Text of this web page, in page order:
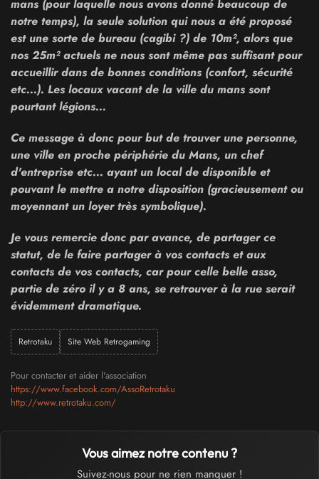
mans (pour laquelle nous avons donné beaucoup de
notre temps), la seule solution qui nous a été proposé
est une sorte de bureau (cagibi ?) de 10m², alors que
nos 25m² actuels ne nous sont même pas suffisant pour
accueillir dans de bonnes conditions (confort, sécurité
etc...). Les locaux vacant de la ville du mans sont
pourtant légions...
Ce message à donc pour but de trouver une personne,
une ville en proche périphérie du Mans, un chef
d'entreprise etc... ayant un local de disponible et
pouvant le mettre a notre disposition (gracieusement ou
moyennant un loyer très symbolique).
Je vous remercie donc par avance, de partager ce
statut, de le faire partager à vos contacts et aux
contacts de vos contacts, car pour celle belle asso,
partie de zéro il y a 8 ans, se retrouver à la rue serait
évidemment dramatique.
Retrotaku Site Web Retrogaming
Pour contacter et aider l'association
https://www.facebook.com/AssoRetrotaku
http://www.retrotaku.com/
Vous aimez notre contenu ?
Suivez-nous pour ne rien manquer !